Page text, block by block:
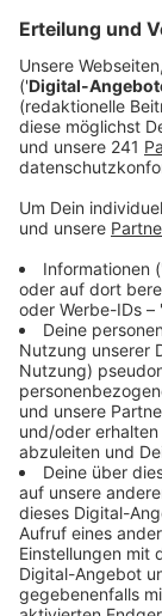
Veröffentlicht:
Anzeige
Das Gerät
übernehmen.
Sauerstoff
gleichzeitig
Gerät richtig
das Klinikum
Anzeige
Erste
Anzeige
In Corona-
Leben